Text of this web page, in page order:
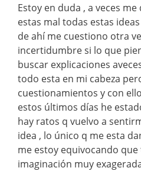
Estoy en duda , a veces
estas mal todas estas
de ahí me cuestiono otra
incertidumbre si lo que
buscar explicaciones
todo esta en mi cabeza
cuestionamientos y con
estos últimos días he
hay ratos q vuelvo a
idea , lo único q me esta
me estoy equivocando
imaginación muy